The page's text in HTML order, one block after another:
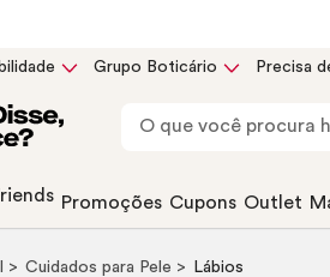
Grupo Boticário Precisa
Promoções Cupons Outlet
Cuidados para Pele Lábios